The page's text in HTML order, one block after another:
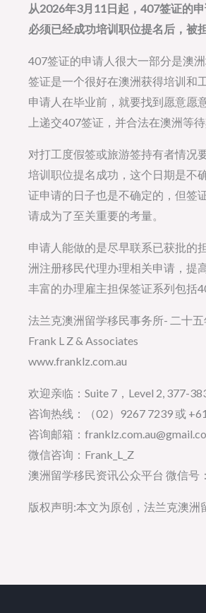
从2026年3月11日起，407签证的
必须已经成功培训职位提名后，被
407签证的申请人很大一部分是澳
签证是一个很好在澳洲获得培训和
申请人在毕业前，就要找到愿意愿
上递交407签证，并合法在澳洲等
对打工度假签或旅游签持有者情况
培训职位提名成功，这个日期是不
证申请的日子也是不确定的，但签
请成为了至关重要的考量。
申请人能做的是尽早联系已获批的
洲注册移民代理办理相关申请，提
丰富的办理雇主担保签证系列包括
法兰克澳洲留学移民事务所- 二十
Frank L Z & Associates
www.franklz.com.au
欢迎亲临：Suite 7，Level 2, 377-
咨询热线：（02）9267 7239 或
咨询邮箱：
微信咨询：Frank_L_Z
澳洲留学移民资讯公众平台 微信号
版权声明:本文为原创，法兰克澳洲